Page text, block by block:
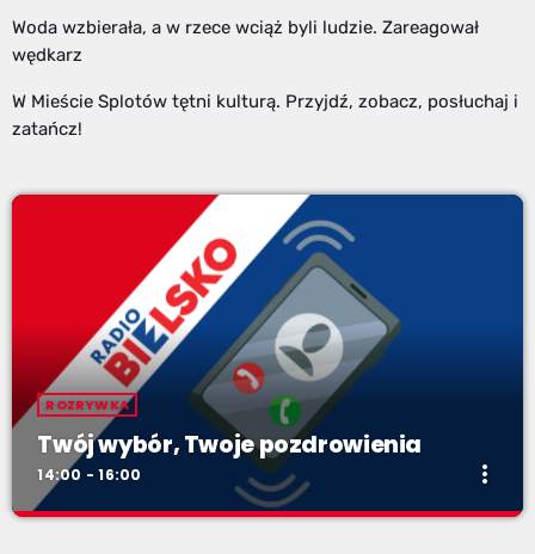
Woda wzbierała, a w rzece wciąż byli ludzie. Zareagował
wędkarz
W Mieście Splotów tętni kulturą. Przyjdź, zobacz, posłuchaj i
zatańcz!
ROZRYWKA
Twój wybór, Twoje pozdrowienia
14:00 - 16:00 more_vert